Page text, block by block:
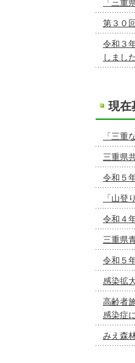
「三重
第３０
令和３
しました
現在
「三重
三重県
令和５
「山登
令和４
三重県
令和５
感染拡
高齢者
感染症
みえ森